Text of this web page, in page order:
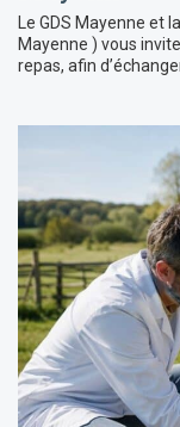
Le GDS Mayenne et
Mayenne ) vous
repas, afin